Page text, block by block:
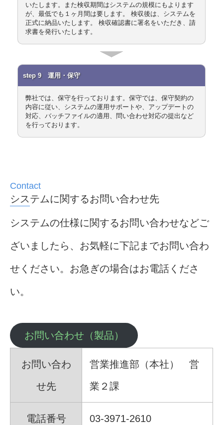
いたします。また検収期間はシステムの規模にもよります
が、最低でも１ヶ月間は要します。 検収後は、システムを
正式に納品いたします。 検収確認書に署名をいただき、請
求書を発行いたします。
step 9 運用・保守
弊社では、保守を行っております。保守では、保守契約の
内容に従い、システムの運用サポートや、アップデートの
対応、バッチファイルの適用、問い合わせ対応の提出など
を行っております。
システムに関するお問い合わせ先
システムの仕様に関するお問い合わせなどご
ざいましたら、お気軽に下記までお問い合わ
せください。お急ぎの場合はお電話くださ
い。
お問い合わせ（製品）
お問い合わ
せ先
営業推進部（本社） 営
業２課
電話番号 03-3971-2610